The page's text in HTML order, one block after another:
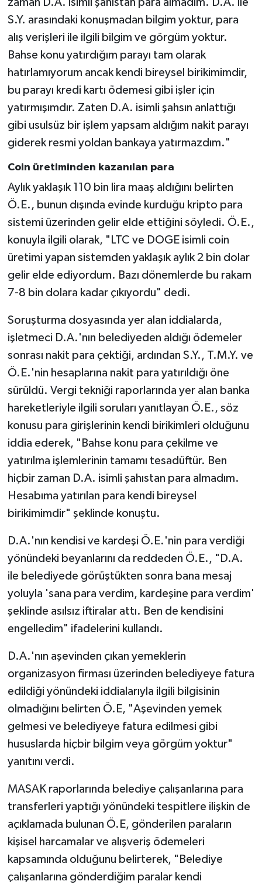
S.Y. arasındaki konuşmadan bilgim yoktur, para
alış verişleri ile ilgili bilgim ve görgüm yoktur.
Bahse konu yatırdığım parayı tam olarak
hatırlamıyorum ancak kendi bireysel birikimimdir,
bu parayı kredi kartı ödemesi gibi işler için
yatırmışımdır. Zaten D.A. isimli şahsın anlattığı
gibi usulsüz bir işlem yapsam aldığım nakit parayı
giderek resmi yoldan bankaya yatırmazdım."
Coin üretiminden kazanılan para
Aylık yaklaşık 110 bin lira maaş aldığını belirten
Ö.E., bunun dışında evinde kurduğu kripto para
sistemi üzerinden gelir elde ettiğini söyledi. Ö.E.,
konuyla ilgili olarak, "LTC ve DOGE isimli coin
üretimi yapan sistemden yaklaşık aylık 2 bin dolar
gelir elde ediyordum. Bazı dönemlerde bu rakam
7-8 bin dolara kadar çıkıyordu" dedi.
Soruşturma dosyasında yer alan iddialarda,
işletmeci D.A.'nın belediyeden aldığı ödemeler
sonrası nakit para çektiği, ardından S.Y., T.M.Y. ve
Ö.E.'nin hesaplarına nakit para yatırıldığı öne
sürüldü. Vergi tekniği raporlarında yer alan banka
hareketleriyle ilgili soruları yanıtlayan Ö.E., söz
konusu para girişlerinin kendi birikimleri olduğunu
iddia ederek, "Bahse konu para çekilme ve
yatırılma işlemlerinin tamamı tesadüftür. Ben
hiçbir zaman D.A. isimli şahıstan para almadım.
Hesabıma yatırılan para kendi bireysel
birikimimdir" şeklinde konuştu.
D.A.'nın kendisi ve kardeşi Ö.E.'nin para verdiği
yönündeki beyanlarını da reddeden Ö.E., "D.A.
ile belediyede görüştükten sonra bana mesaj
yoluyla 'sana para verdim, kardeşine para verdim'
şeklinde asılsız iftiralar attı. Ben de kendisini
engelledim" ifadelerini kullandı.
D.A.'nın aşevinden çıkan yemeklerin
organizasyon firması üzerinden belediyeye fatura
edildiği yönündeki iddialarıyla ilgili bilgisinin
olmadığını belirten Ö.E, "Aşevinden yemek
gelmesi ve belediyeye fatura edilmesi gibi
hususlarda hiçbir bilgim veya görgüm yoktur"
yanıtını verdi.
MASAK raporlarında belediye çalışanlarına para
transferleri yaptığı yönündeki tespitlere ilişkin de
açıklamada bulunan Ö.E, gönderilen paraların
kişisel harcamalar ve alışveriş ödemeleri
kapsamında olduğunu belirterek, "Belediye
çalışanlarına gönderdiğim paralar kendi